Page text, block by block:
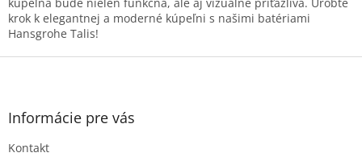
krok k elegantnej a moderné kúpeľni s našimi batériami
Hansgrohe Talis!
Z
Informácie pre vás
Kontakt